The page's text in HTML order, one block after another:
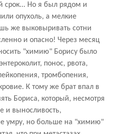
срок... Но я был рядом и
опухоль, а мелкие
же выковыривать сотни
и опасно! Через месяц
"химию" Борису было
понос, рвота,
тромбопения,
К тому же брат впал в
Бориса, который, несмотря
и выносливость,
умру, но больше на "химию"